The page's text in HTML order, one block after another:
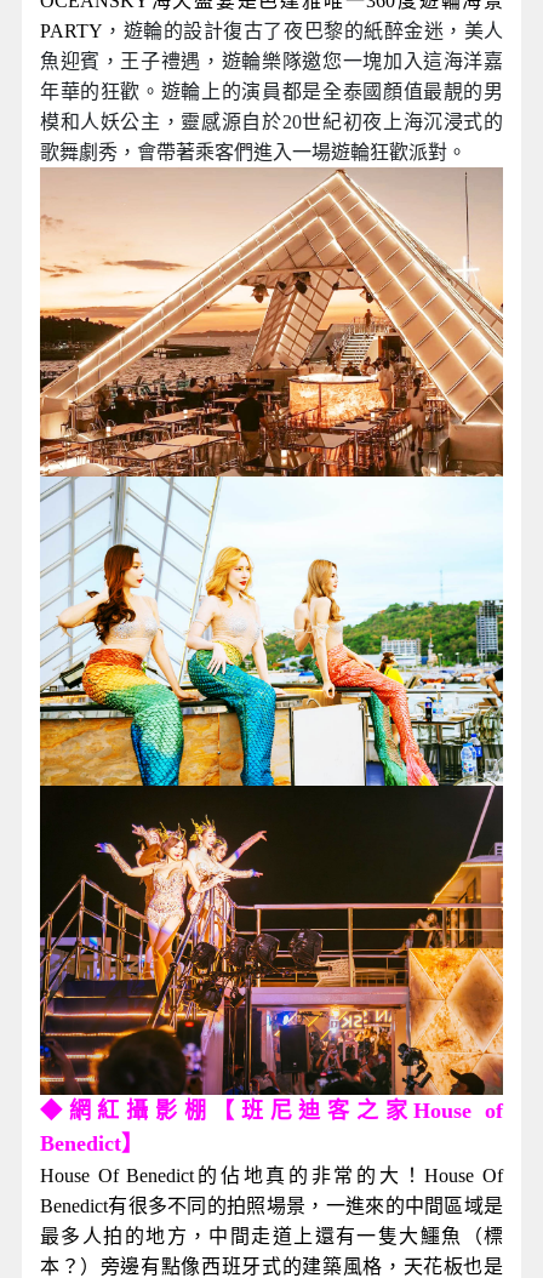
PARTY ，遊輪的設計復古了夜巴黎的紙醉金迷，美人
魚迎賓，王子禮遇，遊輪樂隊邀您一塊加入這海洋嘉
年華的狂歡。遊輪上的演員都是全泰國顏值最靚的男
模和人妖公主，靈感源自於20世紀初夜上海沉浸式的
歌舞劇秀，會帶著乘客們進入一場遊輪狂歡派對。
◆網紅攝影棚【班尼迪客之家House of
Benedict】
House Of Benedict的佔地真的非常的大！House Of
Benedict有很多不同的拍照場景，一進來的中間區域是
最多人拍的地方，中間走道上還有一隻大鱷魚（標
本？）旁邊有點像西班牙式的建築風格，天花板也是